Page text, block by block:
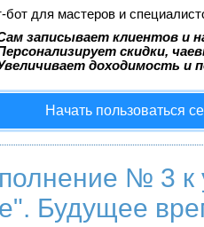
бот для мастеров и
записывает клиентов и
скидки,
доходимость и
Начать пользоваться
№ 3 к
Будущее